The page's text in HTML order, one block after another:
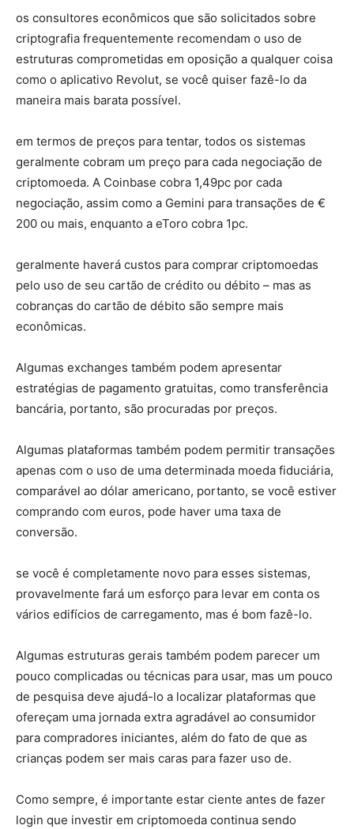
os consultores econômicos que são solicitados sobre
criptografia frequentemente recomendam o uso de
estruturas comprometidas em oposição a qualquer coisa
como o aplicativo Revolut, se você quiser fazê-lo da
maneira mais barata possível.
em termos de preços para tentar, todos os sistemas
geralmente cobram um preço para cada negociação de
criptomoeda. A Coinbase cobra 1,49pc por cada
negociação, assim como a Gemini para transações de €
200 ou mais, enquanto a eToro cobra 1pc.
geralmente haverá custos para comprar criptomoedas
pelo uso de seu cartão de crédito ou débito – mas as
cobranças do cartão de débito são sempre mais
econômicas.
Algumas exchanges também podem apresentar
estratégias de pagamento gratuitas, como transferência
bancária, portanto, são procuradas por preços.
Algumas plataformas também podem permitir transações
apenas com o uso de uma determinada moeda fiduciária,
comparável ao dólar americano, portanto, se você estiver
comprando com euros, pode haver uma taxa de
conversão.
se você é completamente novo para esses sistemas,
provavelmente fará um esforço para levar em conta os
vários edifícios de carregamento, mas é bom fazê-lo.
Algumas estruturas gerais também podem parecer um
pouco complicadas ou técnicas para usar, mas um pouco
de pesquisa deve ajudá-lo a localizar plataformas que
ofereçam uma jornada extra agradável ao consumidor
para compradores iniciantes, além do fato de que as
crianças podem ser mais caras para fazer uso de.
Como sempre, é importante estar ciente antes de fazer
login que investir em criptomoeda continua sendo